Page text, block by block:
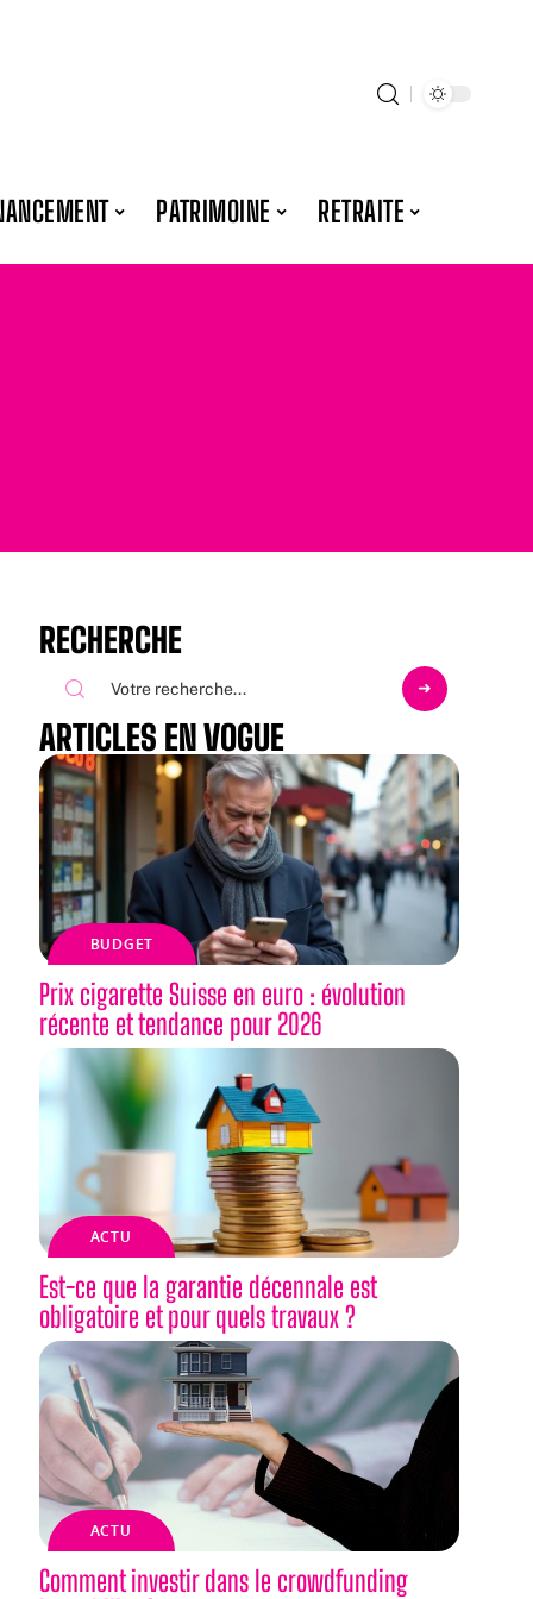
PATRIMOINE RETRAITE
RECHERCHE
ARTICLES EN VOGUE
BUDGET
Prix cigarette Suisse en euro : évolution
récente et tendance pour 2026
ACTU
Est-ce que la garantie décennale est
obligatoire et pour quels travaux ?
ACTU
Comment investir dans le crowdfunding